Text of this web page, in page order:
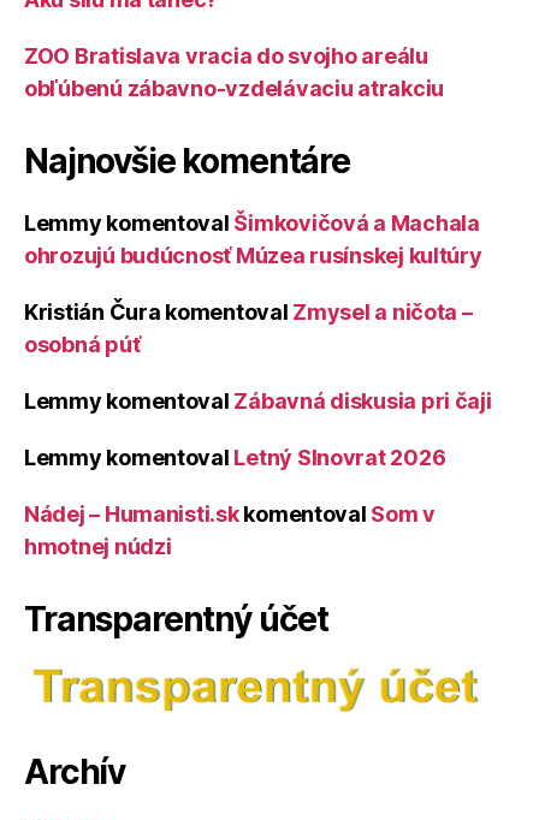
ZOO Bratislava vracia do svojho areálu
obľúbenú zábavno-vzdelávaciu atrakciu
Najnovšie komentáre
Lemmy komentoval Šimkovičová a Machala
ohrozujú budúcnosť Múzea rusínskej kultúry
Kristián Čura komentoval Zmysel a ničota –
osobná púť
Lemmy komentoval Zábavná diskusia pri čaji
Lemmy komentoval Letný Slnovrat 2026
Nádej – Humanisti.skkomentoval Som v
hmotnej núdzi
Transparentný účet
Archív